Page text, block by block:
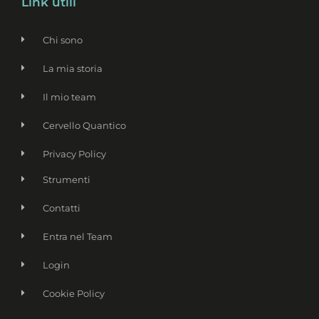
Chi sono
La mia storia
Il mio team
Cervello Quantico
Privacy Policy
Strumenti
Contatti
Entra nel Team
Login
Cookie Policy